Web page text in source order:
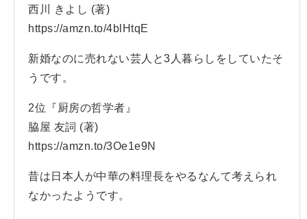
西川 きよし (著)
https://amzn.to/4blHtqE
新婚なのに売れない芸人と3人暮らしをしていたそ
うです。
2位『厨房の哲学者』
脇屋 友詞 (著)
https://amzn.to/3Oe1e9N
昔は日本人が中華の料理長をやるなんて考えられ
なかったようです。